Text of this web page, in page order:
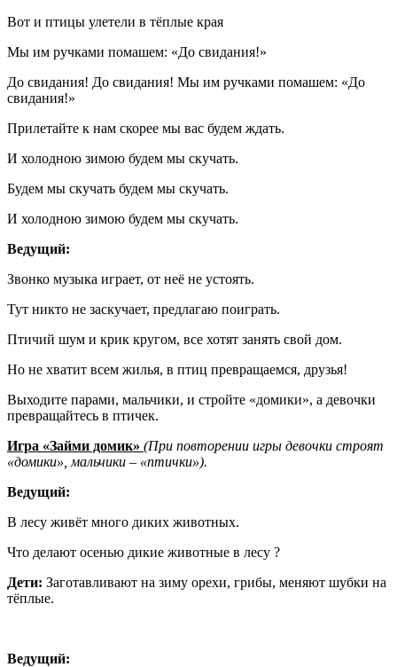
Вот и птицы улетели в тёплые края
Мы им ручками помашем: «До свидания!»
До свидания! До свидания! Мы им ручками помашем: «До
свидания!»
Прилетайте к нам скорее мы вас будем ждать.
И холодною зимою будем мы скучать.
Будем мы скучать будем мы скучать.
И холодною зимою будем мы скучать.
Ведущий:
Звонко музыка играет, от неё не устоять.
Тут никто не заскучает, предлагаю поиграть.
Птичий шум и крик кругом, все хотят занять свой дом.
Но не хватит всем жилья, в птиц превращаемся, друзья!
Выходите парами, мальчики, и стройте «домики», а девочки
превращайтесь в птичек.
Игра «Займи домик» (При повторении игры девочки строят
«домики», мальчики – «птички»).
Ведущий:
В лесу живёт много диких животных.
Что делают осенью дикие животные в лесу ?
Дети: Заготавливают на зиму орехи, грибы, меняют шубки на
тёплые.
Ведущий: